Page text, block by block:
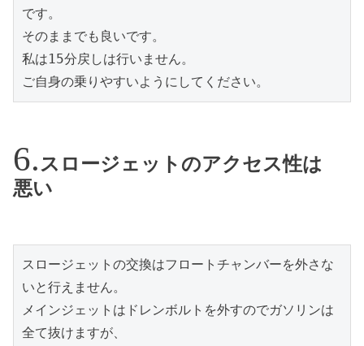
です。
そのままでも良いです。
私は15分戻しは行いません。
ご自身の乗りやすいようにしてください。
スロージェットのアクセス性は
悪い
スロージェットの交換はフロートチャンバーを外さな
いと行えません。
メインジェットはドレンボルトを外すのでガソリンは
全て抜けますが、